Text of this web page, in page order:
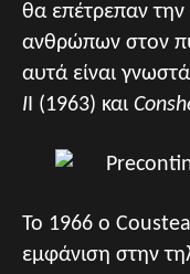
θα επέτρεπαν την
ανθρώπων στον
αυτά είναι
II (1963) και
Το 1966 ο
εμφάνιση στην